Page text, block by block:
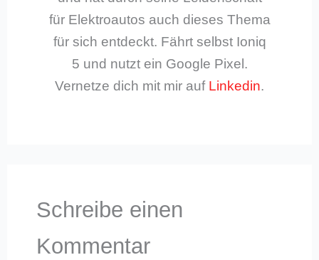
für Elektroautos auch dieses Thema
für sich entdeckt. Fährt selbst Ioniq
5 und nutzt ein Google Pixel.
Vernetze dich mit mir auf Linkedin.
Schreibe einen
Kommentar